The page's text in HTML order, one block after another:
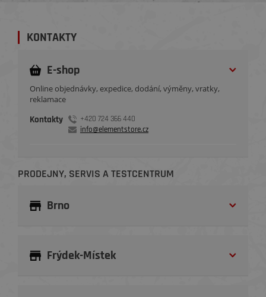
KONTAKTY
E-shop
Online objednávky, expedice, dodání, výměny, vratky,
reklamace
Kontakty
+420 724 366 440
info@elementstore.cz
PRODEJNY, SERVIS A TESTCENTRUM
Brno
Frýdek-Místek